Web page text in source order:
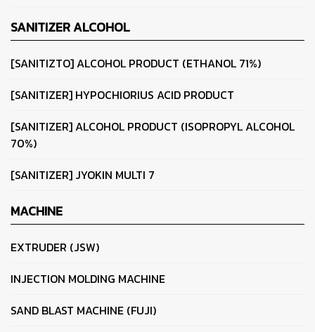
SANITIZER ALCOHOL
[SANITIZTO] ALCOHOL PRODUCT (ETHANOL 71%)
[SANITIZER] HYPOCHIORIUS ACID PRODUCT
[SANITIZER] ALCOHOL PRODUCT (ISOPROPYL ALCOHOL
70%)
[SANITIZER] JYOKIN MULTI 7
MACHINE
EXTRUDER (JSW)
INJECTION MOLDING MACHINE
SAND BLAST MACHINE (FUJI)